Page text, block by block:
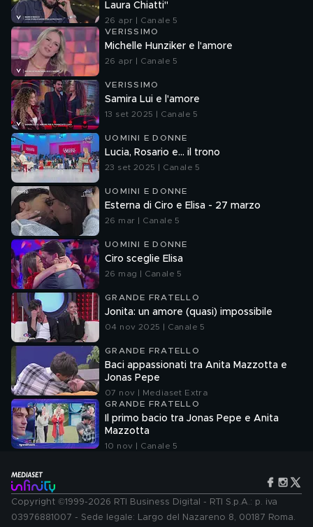
Laura Chiatti"
26 apr | Canale 5
VERISSIMO
Michelle Hunziker e l'amore
26 apr | Canale 5
VERISSIMO
Samira Lui e l'amore
13 set 2025 | Canale 5
UOMINI E DONNE
Lucia, Rosario e... il trono
23 set 2025 | Canale 5
UOMINI E DONNE
Esterna di Ciro e Elisa - 27 marzo
26 mar | Canale 5
UOMINI E DONNE
Ciro sceglie Elisa
26 mag | Canale 5
GRANDE FRATELLO
Jonita: un amore (quasi) impossibile
04 nov 2025 | Canale 5
GRANDE FRATELLO
Baci appassionati tra Anita Mazzotta e
Jonas Pepe
07 nov | Mediaset Extra
GRANDE FRATELLO
Il primo bacio tra Jonas Pepe e Anita
Mazzotta
10 nov | Canale 5
Copyright ©1999-2026 RTI Business Digital - RTI S.p.A.: p. iva
03976881007 - Sede legale: Largo del Nazareno 8, 00187 Roma.